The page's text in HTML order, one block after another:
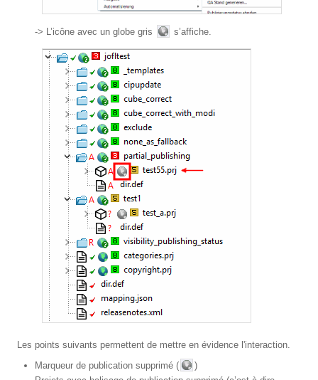
-> L’icône avec un globe gris s’affiche.
Les points suivants permettent de mettre en évidence l'interaction.
Marqueur de publication supprimé (
)